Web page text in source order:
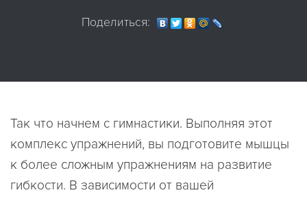
Поделиться:
Так что начнем с гимнастики. Выполняя этот
комплекс упражнений, вы подготовите мышцы
к более сложным упражнениям на развитие
гибкости. В зависимости от вашей